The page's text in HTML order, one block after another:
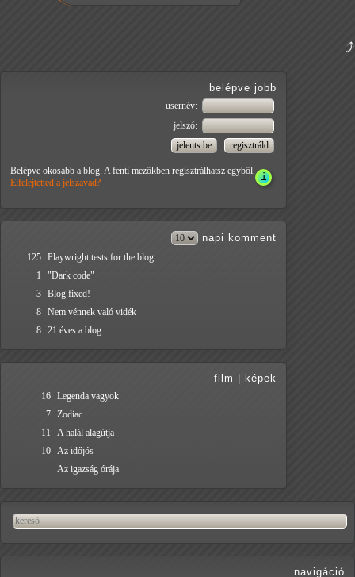
belépve jobb
usernév:
jelszó:
Belépve okosabb a blog. A fenti mezőkben regisztrálhatsz egyből.
Elfelejtetted a jelszavad?
napi komment
125 Playwright tests for the blog
1
"Dark code"
3 Blog fixed!
8 Nem vénnek való vidék
8 21 éves a blog
film képek
16 Legenda vagyok
7 Zodiac
11
A halál alagútja
10 Az időjós
Az igazság órája
navigáció